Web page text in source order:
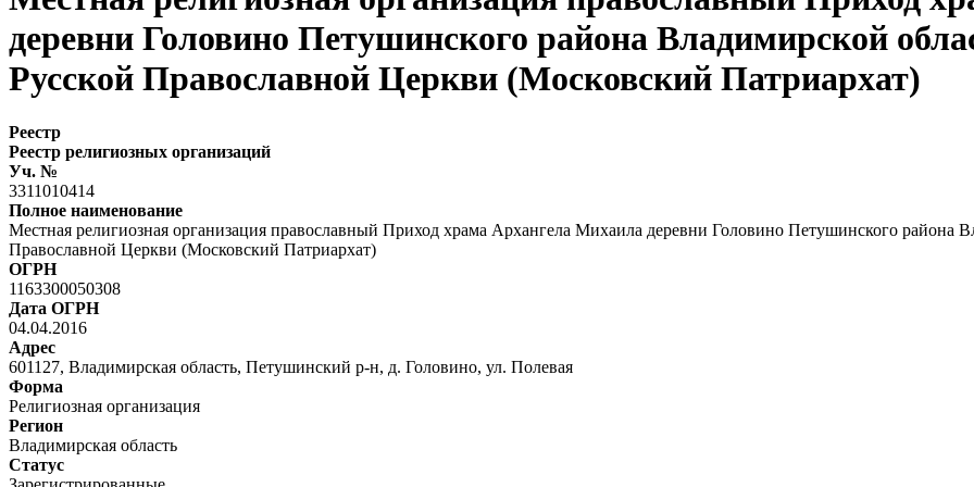
деревни Головино Петушинского района Владимирской
Русской Православной Церкви (Московский Патриархат)
Реестр
Реестр религиозных организаций
Уч. №
3311010414
Полное наименование
Местная религиозная организация православный Приход храма Архангела Михаила деревни Головино Петушинского района
Православной Церкви (Московский Патриархат)
ОГРН
1163300050308
Дата ОГРН
04.04.2016
Адрес
601127, Владимирская область, Петушинский р-н, д. Головино, ул. Полевая
Форма
Религиозная организация
Регион
Владимирская область
Статус